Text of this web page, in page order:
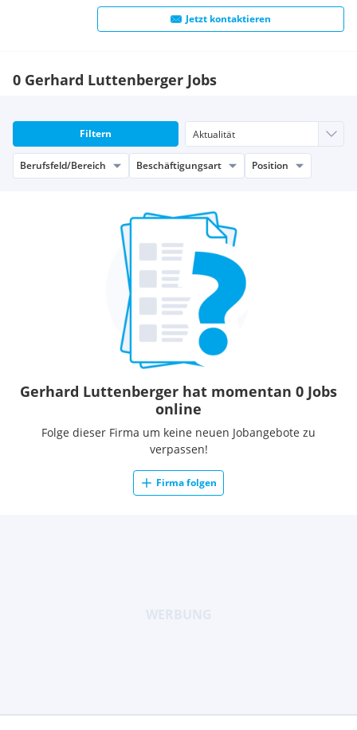
Jetzt kontaktieren
0 Gerhard Luttenberger Jobs
Filtern
Berufsfeld/Bereich Beschäftigungsart Position
Gerhard Luttenberger hat momentan 0 Jobs
online
Folge dieser Firma um keine neuen Jobangebote zu
verpassen!
Firma folgen